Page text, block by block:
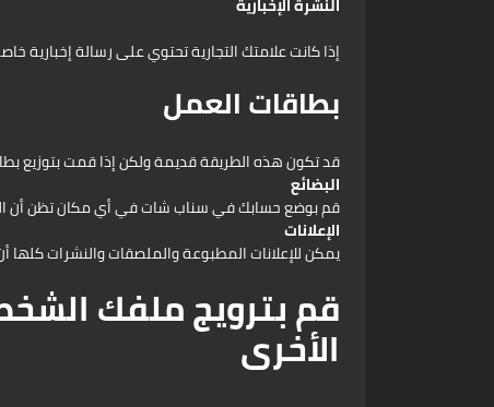
إذا كانت علامتك التجارية تحتوي على رسالة
بطاقات العمل
قد تكون هذه الطريقة قديمة ولكن إذا قمت بتوزيع
البضائع
قم بوضع حسابك في سناب شات في أي مكان تظن أن
الإعلانات
يمكن للإعلانات المطبوعة والملصقات والنشرات
قم بترويج ملفك
الأخرى